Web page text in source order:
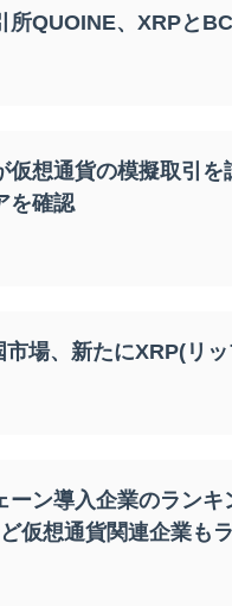
所QUOINE、XRPと
仮想通貨の模擬取引
を確認
場、新たにXRP(リ
ーン導入企業のラン
仮想通貨関連企業も